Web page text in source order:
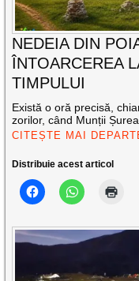
NEDEIA DIN
ÎNTOARCEREA
TIMPULUI
Există o oră precisă,
zorilor, când Munții
CITEȘTE MAI
Distribuie acest articol